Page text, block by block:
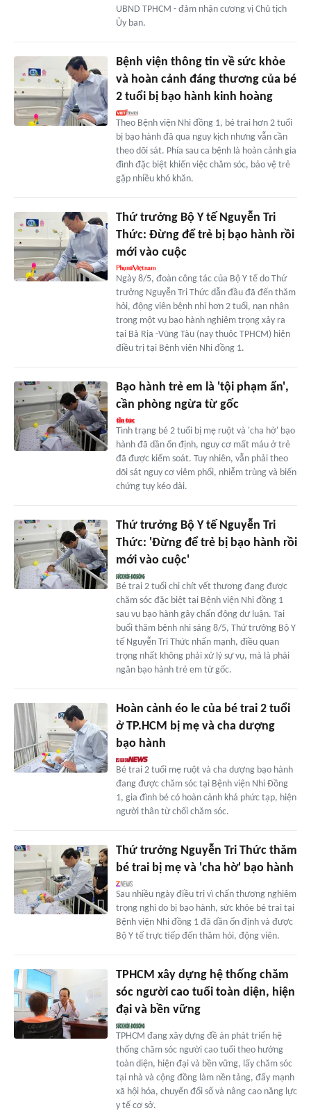
UBND TPHCM - đảm nhận cương vị Chủ tịch
Ủy ban.
Bệnh viện thông tin về sức khỏe
và hoàn cảnh đáng thương của bé
2 tuổi bị bạo hành kinh hoàng
Theo Bệnh viện Nhi đồng 1, bé trai hơn 2 tuổi
bị bạo hành đã qua nguy kịch nhưng vẫn cần
theo dõi sát. Phía sau ca bệnh là hoàn cảnh gia
đình đặc biệt khiến việc chăm sóc, bảo vệ trẻ
gặp nhiều khó khăn.
Thứ trưởng Bộ Y tế Nguyễn Tri
Thức: Đừng để trẻ bị bạo hành rồi
mới vào cuộc
Ngày 8/5, đoàn công tác của Bộ Y tế do Thứ
trưởng Nguyễn Tri Thức dẫn đầu đã đến thăm
hỏi, động viên bệnh nhi hơn 2 tuổi, nạn nhân
trong một vụ bạo hành nghiêm trọng xảy ra
tại Bà Rịa -Vũng Tàu (nay thuộc TPHCM) hiện
điều trị tại Bệnh viện Nhi đồng 1.
Bạo hành trẻ em là 'tội phạm ẩn',
cần phòng ngừa từ gốc
Tình trạng bé 2 tuổi bị mẹ ruột và 'cha hờ' bạo
hành đã dần ổn định, nguy cơ mất máu ở trẻ
đã được kiểm soát. Tuy nhiên, vẫn phải theo
dõi sát nguy cơ viêm phổi, nhiễm trùng và biến
chứng tụy kéo dài.
Thứ trưởng Bộ Y tế Nguyễn Tri
Thức: 'Đừng để trẻ bị bạo hành rồi
mới vào cuộc'
Bé trai 2 tuổi chi chít vết thương đang được
chăm sóc đặc biệt tại Bệnh viện Nhi đồng 1
sau vụ bạo hành gây chấn động dư luận. Tại
buổi thăm bệnh nhi sáng 8/5, Thứ trưởng Bộ Y
tế Nguyễn Tri Thức nhấn mạnh, điều quan
trọng nhất không phải xử lý sự vụ, mà là phải
ngăn bạo hành trẻ em từ gốc.
Hoàn cảnh éo le của bé trai 2 tuổi
ở TP.HCM bị mẹ và cha dượng
bạo hành
Bé trai 2 tuổi mẹ ruột và cha dượng bạo hành
đang được chăm sóc tại Bệnh viện Nhi Đồng
1, gia đình bé có hoàn cảnh khá phức tạp, hiện
người thân từ chối chăm sóc.
Thứ trưởng Nguyễn Tri Thức thăm
bé trai bị mẹ và 'cha hờ' bạo hành
Sau nhiều ngày điều trị vì chấn thương nghiêm
trọng nghi do bị bạo hành, sức khỏe bé trai tại
Bệnh viện Nhi đồng 1 đã dần ổn định và được
Bộ Y tế trực tiếp đến thăm hỏi, động viên.
TPHCM xây dựng hệ thống chăm
sóc người cao tuổi toàn diện, hiện
đại và bền vững
TPHCM đang xây dựng đề án phát triển hệ
thống chăm sóc người cao tuổi theo hướng
toàn diện, hiện đại và bền vững, lấy chăm sóc
tại nhà và cộng đồng làm nền tảng, đẩy mạnh
xã hội hóa, chuyển đổi số và nâng cao năng lực
y tế cơ sở.